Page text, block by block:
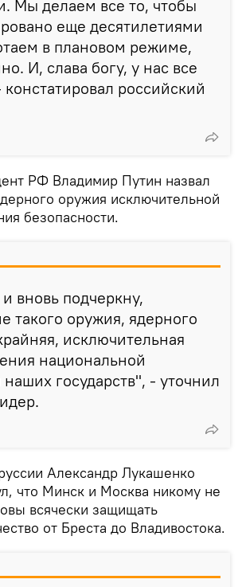
Мы делаем все то, чтобы
еще десятилетиями
в плановом режиме,
И, слава богу, у нас все
констатировал российский
РФ Владимир Путин назвал
оружия исключительной
безопасности.
вновь подчеркну,
такого оружия, ядерного
исключительная
национальной
государств", - уточнил
Александр Лукашенко
что Минск и Москва никому не
всячески защищать
от Бреста до Владивостока.